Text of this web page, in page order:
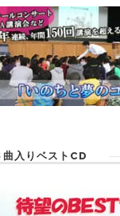
曲入りベストCD